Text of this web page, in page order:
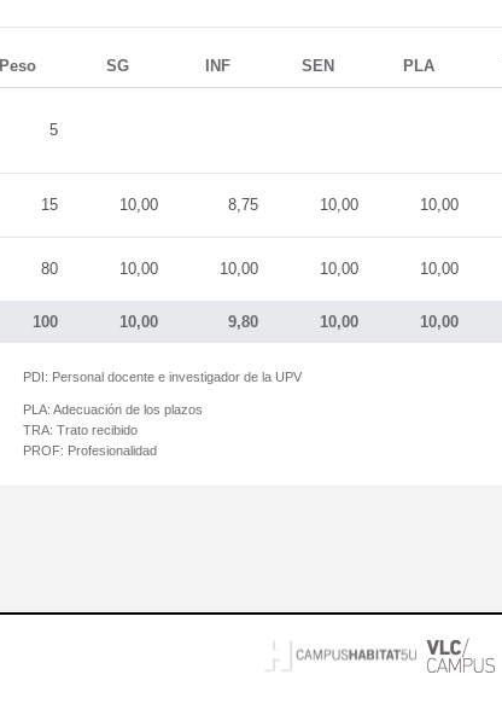
Peso SG INF SEN PLA
100 10,00 9,80 10,00 10,00
5
15 10,00 8,75 10,00 10,00
80 10,00 10,00 10,00 10,00
PDI: Personal docente e investigador de la UPV
PLA: Adecuación de los plazos
TRA: Trato recibido
PROF: Profesionalidad